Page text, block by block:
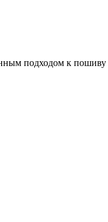
подходом к